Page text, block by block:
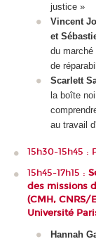
justice »
Vincent
et
du marché
de
Scarlett
la boîte
au travail
15h30-15h45 :
15h45-17h15 :
des missions
(CMH, CNRS/
Université
Hannah